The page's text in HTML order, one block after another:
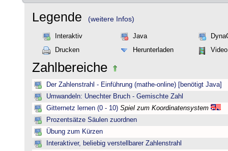
Legende (weitere Infos)
Interaktiv Java
Drucken
Herunterladen Video
Zahlbereiche
Der Zahlenstrahl - Einführung (mathe-online) [benötigt Java]
Umwandeln: Unechter Bruch - Gemischte Zahl
Gitternetz lernen (0 - 10) Spiel zum Koordinatensystem
Prozentsätze Säulen zuordnen
Übung zum Kürzen
Interaktiver, beliebig verstellbarer Zahlenstrahl